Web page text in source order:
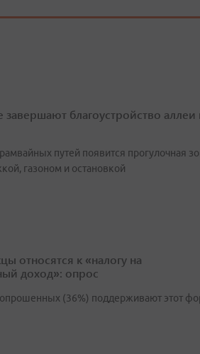
завершают благоустройство аллеи
путей появится прогулочная
газоном и остановкой
относятся к «налогу на
доход»: опрос
(36%) поддерживают этот